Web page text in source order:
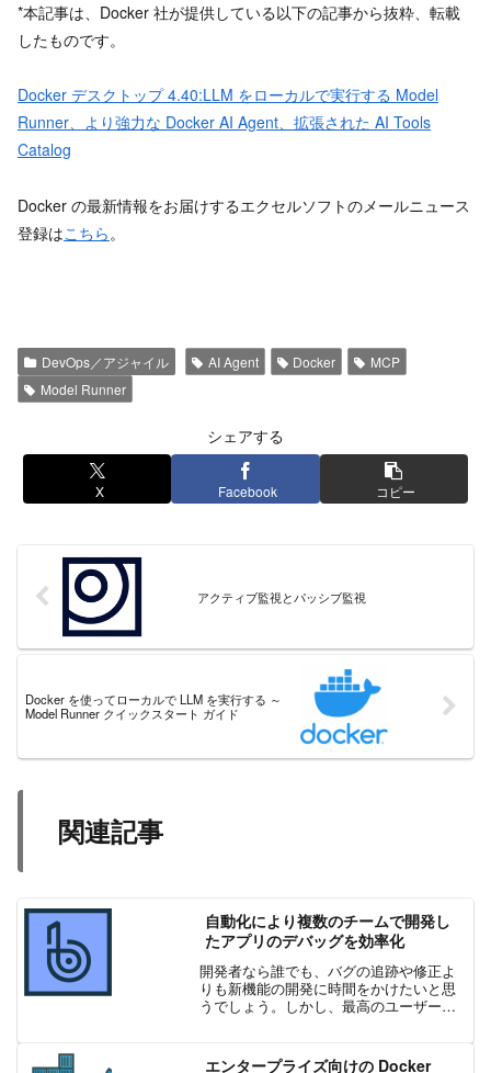
*本記事は、Docker 社が提供している以下の記事から抜粋、転載
したものです。
Docker デスクトップ 4.40:LLM をローカルで実行する Model
Runner、より強力な Docker AI Agent、拡張された AI Tools
Catalog
Docker の最新情報をお届けするエクセルソフトのメールニュース
登録はこちら 。
DevOps／アジャイル AI Agent Docker
MCP
Model Runner
シェアする
X Facebook コピー
アクティブ監視とパッシブ監視
Docker を使ってローカルで LLM を実行する ～
Model Runner クイックスタート ガイド
関連記事
自動化により複数のチームで開発し
たアプリのデバッグを効率化
開発者なら誰でも、バグの追跡や修正よ
りも新機能の開発に時間をかけたいと思
うでしょう。しかし、最高のユーザー体
クエンド アプリ向けのエラー監視 & 安定
エンタープライズ向けの Docker